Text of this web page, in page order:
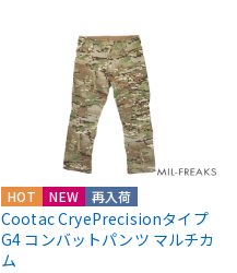
HOT NEW 再入荷
Cootac CryePrecisionタイプ
G4 コンバットパンツ マルチカ
ム